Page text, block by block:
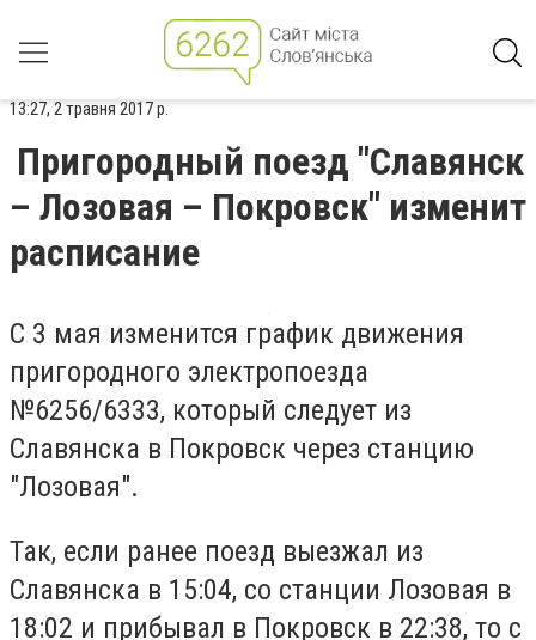
13:27, 2 травня 2017 р.
Пригородный поезд "Славянск
– Лозовая – Покровск" изменит
расписание
С 3 мая изменится график движения
пригородного электропоезда
№6256/6333, который следует из
Славянска в Покровск через станцию
"Лозовая".
Так, если ранее поезд выезжал из
Славянска в 15:04, со станции Лозовая в
18:02 и прибывал в Покровск в 22:38, то с